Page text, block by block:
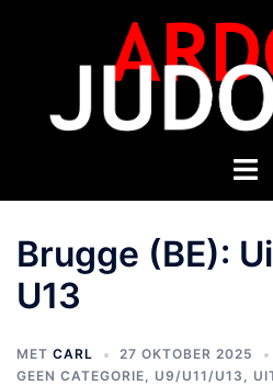
Brugge (BE):
U13
MET CARL
27 OKTOBER 2025
GEEN CATEGORIE, U9/U11/U13 ,